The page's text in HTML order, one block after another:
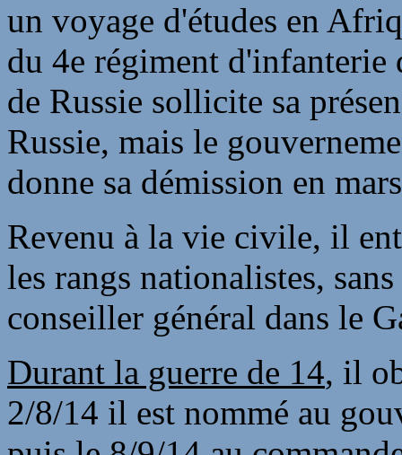
un voyage d'études en
du 4e régiment d'infanterie
de Russie sollicite sa
Russie, mais le
donne sa démission en
Revenu à la vie civile, il
les rangs nationalistes,
conseiller général dans le
Durant la guerre de 14, il
2/8/14 il est nommé au